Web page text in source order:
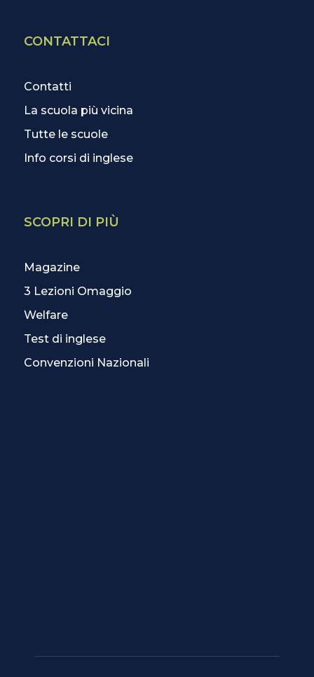
CONTATTACI
Contatti
La scuola più vicina
Tutte le scuole
Info corsi di inglese
SCOPRI DI PIÙ
Magazine
3 Lezioni Omaggio
Welfare
Test di inglese
Convenzioni Nazionali